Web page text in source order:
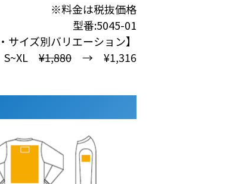
※料金は税抜価格
型番:5045-01
サイズ別バリエーション】
S~XL ¥1,880→ ¥1,316